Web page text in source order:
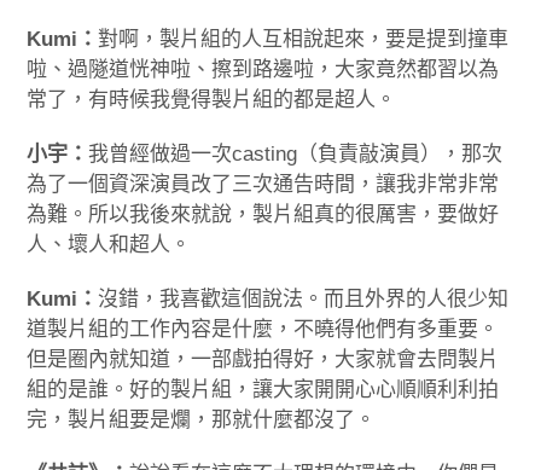
Kumi：對啊，製片組的人互相說起來，要是提到撞車
啦、過隧道恍神啦、擦到路邊啦，大家竟然都習以為
常了，有時候我覺得製片組的都是超人。
小宇：我曾經做過一次casting（負責敲演員），那次
為了一個資深演員改了三次通告時間，讓我非常非常
為難。所以我後來就說，製片組真的很厲害，要做好
人、壞人和超人。
Kumi： 沒錯，我喜歡這個說法。而且外界的人很少知
道製片組的工作內容是什麼，不曉得他們有多重要。
但是圈內就知道，一部戲拍得好，大家就會去問製片
組的是誰。好的製片組，讓大家開開心心順順利利拍
完，製片組要是爛，那就什麼都沒了。